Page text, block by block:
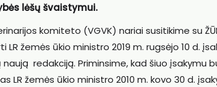
lėšų švaistymui.
komiteto (VGVK) nariai susitikime su
žemės ūkio ministro 2019 m. rugsėjo 10 d.
redakciją. Priminsime, kad šiuo įsakymu
žemės ūkio ministro 2010 m. kovo 30 d.